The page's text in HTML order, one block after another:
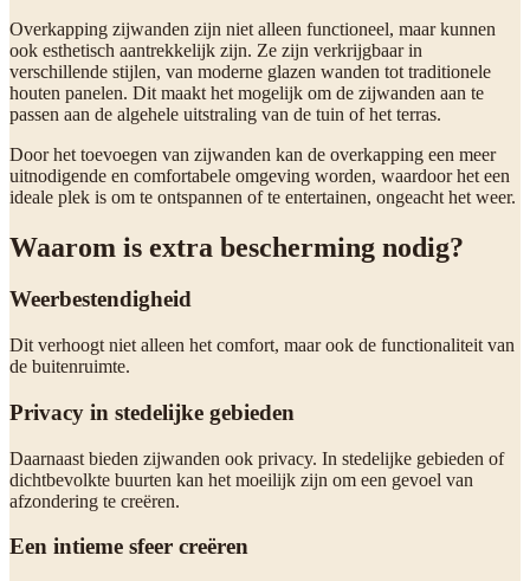
Overkapping zijwanden zijn niet alleen functioneel, maar kunnen
ook esthetisch aantrekkelijk zijn. Ze zijn verkrijgbaar in
verschillende stijlen, van moderne glazen wanden tot traditionele
houten panelen. Dit maakt het mogelijk om de zijwanden aan te
passen aan de algehele uitstraling van de tuin of het terras.
Door het toevoegen van zijwanden kan de overkapping een meer
uitnodigende en comfortabele omgeving worden, waardoor het een
ideale plek is om te ontspannen of te entertainen, ongeacht het weer.
Waarom is extra bescherming nodig?
Weerbestendigheid
Dit verhoogt niet alleen het comfort, maar ook de functionaliteit van
de buitenruimte.
Privacy in stedelijke gebieden
Daarnaast bieden zijwanden ook privacy. In stedelijke gebieden of
dichtbevolkte buurten kan het moeilijk zijn om een gevoel van
afzondering te creëren.
Een intieme sfeer creëren